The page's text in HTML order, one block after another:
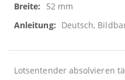
52 mm
Deutsch,
Lotsentender absolvieren